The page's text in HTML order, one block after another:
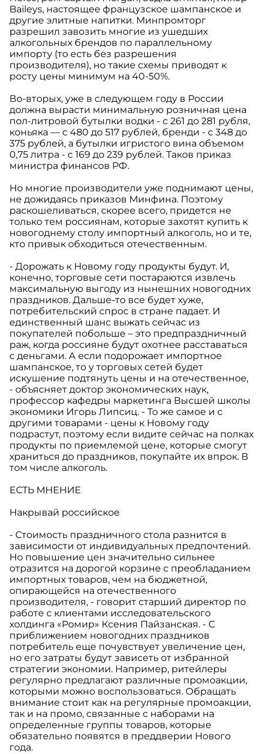
Baileys, настоящее французское шампанское и
другие элитные напитки. Минпромторг
разрешил завозить многие из ушедших
алкогольных брендов по параллельному
импорту (то есть без разрешения
производителя), но такие схемы приводят к
росту цены минимум на 40-50%.
Во-вторых, уже в следующем году в России
должна вырасти минимальную розничная цена
пол-литровой бутылки водки - с 261 до 281 рубля,
коньяка — с 480 до 517 рублей, бренди - с 348 до
375 рублей, а бутылки игристого вина объемом
0,75 литра - с 169 до 239 рублей. Таков приказ
министра финансов РФ.
Но многие производители уже поднимают цены,
не дожидаясь приказов Минфина. Поэтому
раскошеливаться, скорее всего, придется не
только тем россиянам, которые захотят купить к
новогоднему столу импортный алкоголь, но и те,
кто привык обходиться отечественным.
- Дорожать к Новому году продукты будут. И,
конечно, торговые сети постараются извлечь
максимальную выгоду из нынешних новогодних
праздников. Дальше-то все будет хуже,
потребительский спрос в стране падает. И
единственный шанс выжать сейчас из
покупателей побольше – это предпраздничный
раж, когда россияне будут охотнее расставаться
с деньгами. А если подорожает импортное
шампанское, то у торговых сетей будет
искушение подтянуть цены и на отечественное,
- объясняет доктор экономических наук,
профессор кафедры маркетинга Высшей школы
экономики Игорь Липсиц. - То же самое и с
другими товарами - цены к Новому году
подрастут, поэтому если видите сейчас на полках
продукты по приемлемой цене, которые смогут
храниться до праздников, покупайте их впрок. В
том числе алкоголь.
ЕСТЬ МНЕНИЕ
Накрывай российское
- Стоимость праздничного стола разнится в
зависимости от индивидуальных предпочтений.
Но повышение цен значительно сильнее
отразится на дорогой корзине с преобладанием
импортных товаров, чем на бюджетной,
опирающейся на отечественного
производителя, - говорит старший директор по
работе с клиентами исследовательского
холдинга «Ромир» Ксения Пайзанская. - С
приближением новогодних праздников
потребитель еще почувствует увеличение цен,
но его затраты будут зависеть от избранной
стратегии экономии. Например, ритейлеры
регулярно предлагают различные промоакции,
которыми можно воспользоваться. Обращать
внимание стоит как на регулярные промоакции,
так и на промо, связанные с наборами на
определенные группы товаров, которые
обязательно появятся в преддверии Нового
года.